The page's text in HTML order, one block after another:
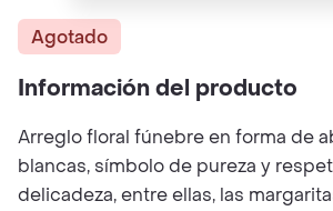
Agotado
Información del producto
Arreglo floral fúnebre en forma de
blancas, símbolo de pureza y
delicadeza, entre ellas, las